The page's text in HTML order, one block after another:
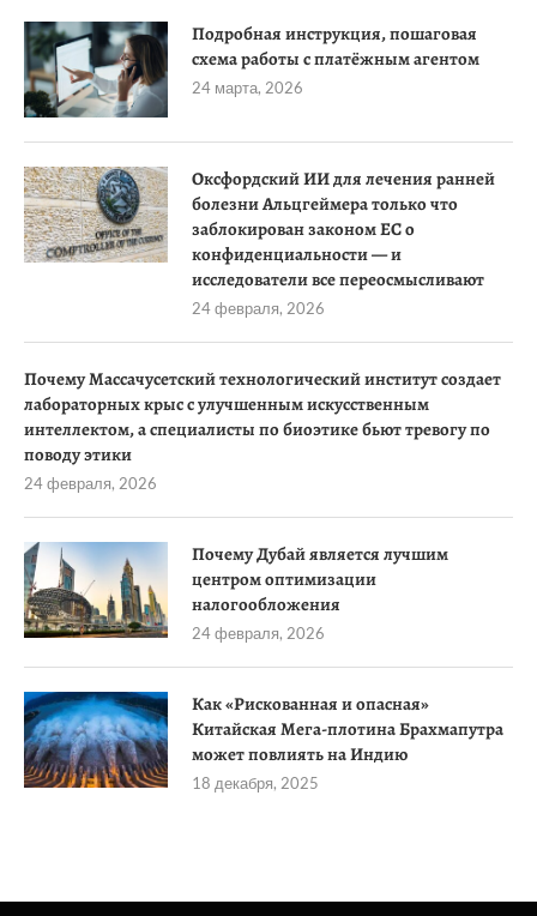
Подробная инструкция, пошаговая
схема работы с платёжным агентом
24 марта, 2026
Оксфордский ИИ для лечения ранней
болезни Альцгеймера только что
заблокирован законом ЕС о
конфиденциальности — и
исследователи все переосмысливают
24 февраля, 2026
Почему Массачусетский технологический институт создает
лабораторных крыс с улучшенным искусственным
интеллектом, а специалисты по биоэтике бьют тревогу по
поводу этики
24 февраля, 2026
Почему Дубай является лучшим
центром оптимизации
налогообложения
24 февраля, 2026
Как «Рискованная и опасная»
Китайская Мега-плотина Брахмапутра
может повлиять на Индию
18 декабря, 2025